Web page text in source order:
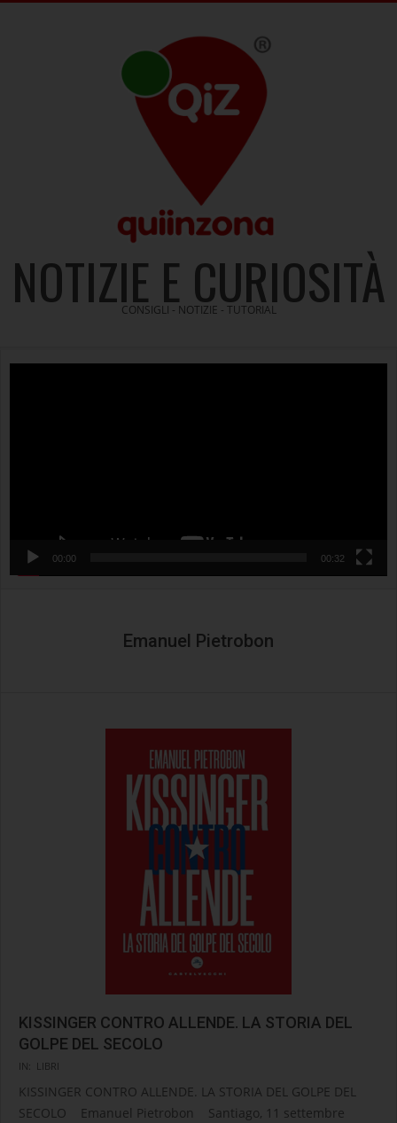
NOTIZIE E CURIOSITÀ
CONSIGLI - NOTIZIE - TUTORIAL
00:00 00:32
Emanuel Pietrobon
KISSINGER CONTRO ALLENDE. LA STORIA DEL
GOLPE DEL SECOLO
2026-
02-
10
IN: LIBRI
KISSINGER CONTRO ALLENDE. LA STORIA DEL GOLPE DEL
SECOLO Emanuel Pietrobon Santiago, 11 settembre